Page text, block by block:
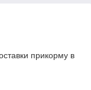
прикорму в